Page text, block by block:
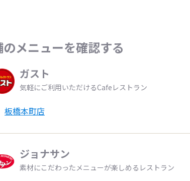
メニューを確認する
ガスト
気軽にご利用いただけるCafeレストラン
板橋本町店
ジョナサン
素材にこだわったメニューが楽しめるレストラン